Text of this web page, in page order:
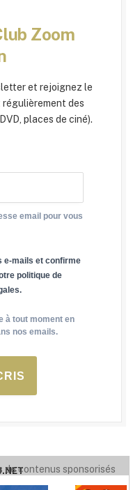
Zoom
et rejoignez le
régulièrement des
places de ciné).
email pour vous
e-mails et confirme
politique de
à tout moment en
nos emails.
de contenus sponsorisés